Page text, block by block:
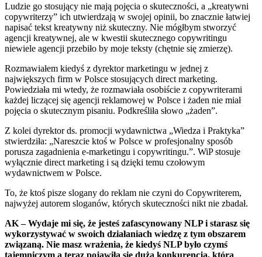
Ludzie go stosujący nie mają pojęcia o skuteczności, a „kreatywni
copywriterzy” ich utwierdzają w swojej opinii, bo znacznie łatwiej
napisać tekst kreatywny niż skuteczny. Nie mógłbym stworzyć
agencji kreatywnej, ale w kwestii skutecznego copywritingu
niewiele agencji przebiło by moje teksty (chętnie się zmierzę).
Rozmawiałem kiedyś z dyrektor marketingu w jednej z
największych firm w Polsce stosujących direct marketing.
Powiedziała mi wtedy, że rozmawiała osobiście z copywriterami
każdej liczącej się agencji reklamowej w Polsce i żaden nie miał
pojęcia o skutecznym pisaniu. Podkreśliła słowo „żaden”.
Z kolei dyrektor ds. promocji wydawnictwa „Wiedza i Praktyka”
stwierdziła: „Nareszcie ktoś w Polsce w profesjonalny sposób
porusza zagadnienia e-marketingu i copywritingu.”. WiP stosuje
wyłącznie direct marketing i są dzięki temu czołowym
wydawnictwem w Polsce.
To, że ktoś pisze slogany do reklam nie czyni do Copywriterem,
najwyżej autorem sloganów, których skuteczności nikt nie zbadał.
AK – Wydaje mi się, że jesteś zafascynowany NLP i starasz się
wykorzystywać w swoich działaniach wiedzę z tym obszarem
związaną. Nie masz wrażenia, że kiedyś NLP było czymś
tajemniczym a teraz pojawiła się duża konkurencja, która